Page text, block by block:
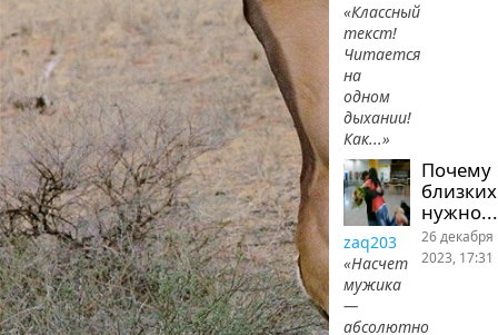
«Классный
текст!
Читается
на
одном
дыхании!
Как...»
Почему
близких
нужно...
zaq203
«Насчет
мужика
—
абсолютно
26 декабря
2023, 17:31